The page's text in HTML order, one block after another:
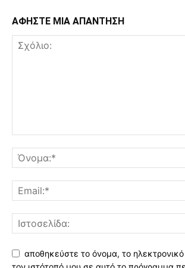
ΑΦΗΣΤΕ ΜΙΑ ΑΠΑΝΤΗΣΗ
αποθηκεύστε το όνομα, το ηλεκτρονικό